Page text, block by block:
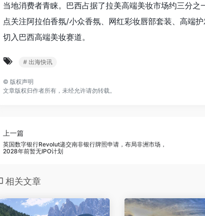
当地消费者青睐。巴西占据了拉美高端美妆市场约三分
点关注阿拉伯香氛/小众香氛、网红彩妆唇部套装、高端
切入巴西高端美妆赛道。
# 出海快讯
© 版权声明
文章版权归作者所有，未经允许请勿转载。
上一篇
英国数字银行Revolut递交南非银行牌照申请，布局非洲市场，
2028年前暂无IPO计划
相关文章